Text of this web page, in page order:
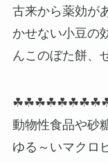
古来から薬効が
かせない小豆の
んこのぼた餅、
動物性食品や砂
ゆる～いマクロ